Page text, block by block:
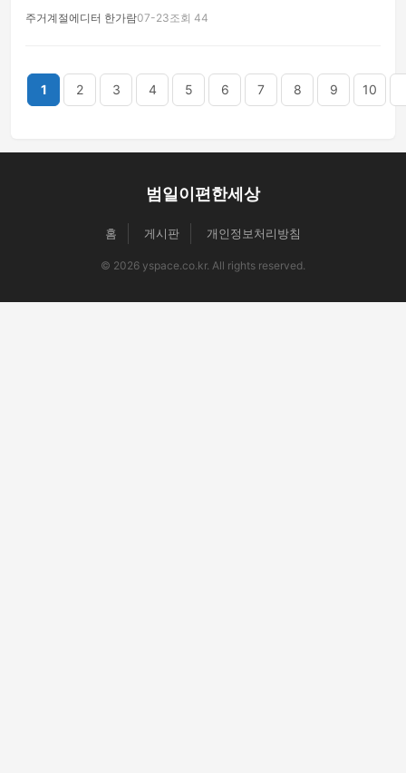
주거계절에디터 한가람07-23조회 44
1 2 3 4 5 6 7 8 9 10
범일이편한세상
홈 게시판 개인정보처리방침
© 2026 yspace.co.kr. All rights reserved.